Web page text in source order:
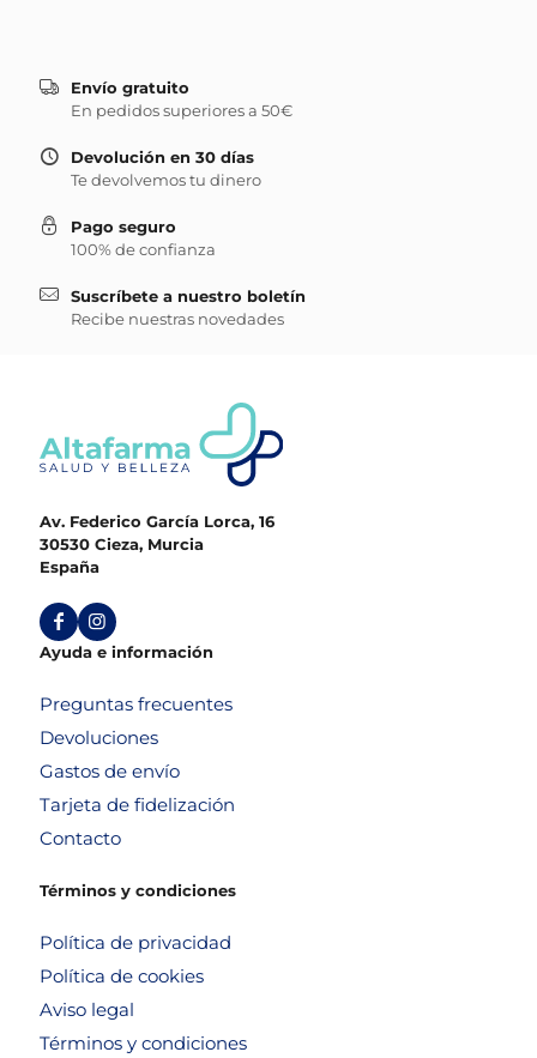
Envío gratuito
En pedidos superiores a 50€
Devolución en 30 días
Te devolvemos tu dinero
Pago seguro
100% de confianza
Suscríbete a nuestro boletín
Recibe nuestras novedades
Av. Federico García Lorca, 16
30530 Cieza, Murcia
España
Ayuda e información
Preguntas frecuentes
Devoluciones
Gastos de envío
Tarjeta de fidelización
Contacto
Términos y condiciones
Política de privacidad
Política de cookies
Aviso legal
Términos y condiciones